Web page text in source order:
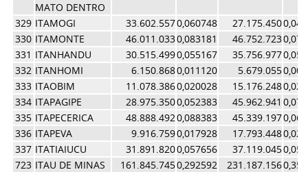
MATO DENTRO
329 ITAMOGI 33.602.5570,060748 27.175.450
330 ITAMONTE 46.011.0330,083181 46.752.723
331 ITANHANDU 30.515.4990,055167 35.756.977
332 ITANHOMI 6.150.8680,011120 5.679.055
333 ITAOBIM 11.078.3860,020028 15.176.248
334 ITAPAGIPE 28.975.3500,052383 45.962.941
335 ITAPECERICA 48.888.4920,088383 45.339.197
336 ITAPEVA 9.916.7590,017928 17.793.448
337 ITATIAIUCU 31.891.8200,057656 37.119.045
723 ITAU DE MINAS 161.845.7450,292592 231.187.156